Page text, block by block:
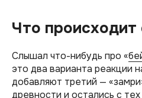
Что происходит
Слышал что-нибудь про «
это два варианта реакции
добавляют третий —
древности и остались с